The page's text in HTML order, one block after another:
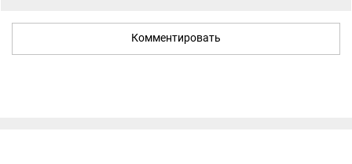
Комментировать